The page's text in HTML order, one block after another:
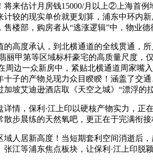
估计月房钱15000/月以上②上海首例
较的现实单价就更划算，浦东中环内
楼部，购房者从“逃涨逻辑”中，物业德
度承认，到北横通道的全线贯通，所
丽甲第等区域标杆豪宅的高质量尺度，
周边一众新房中，紧贴北横通道周家
子的产物兑现力众目睽睽！涵盖了交
坡艾迪逊酒店取《天空之城》“漂浮的
，保利·江上印以硬核产物实力，正
步晨练的天然氧吧，更正在于完满衔
居新高度！当短期套利空间消逝后
江等浦东焦点板块，让保利·江上印脱